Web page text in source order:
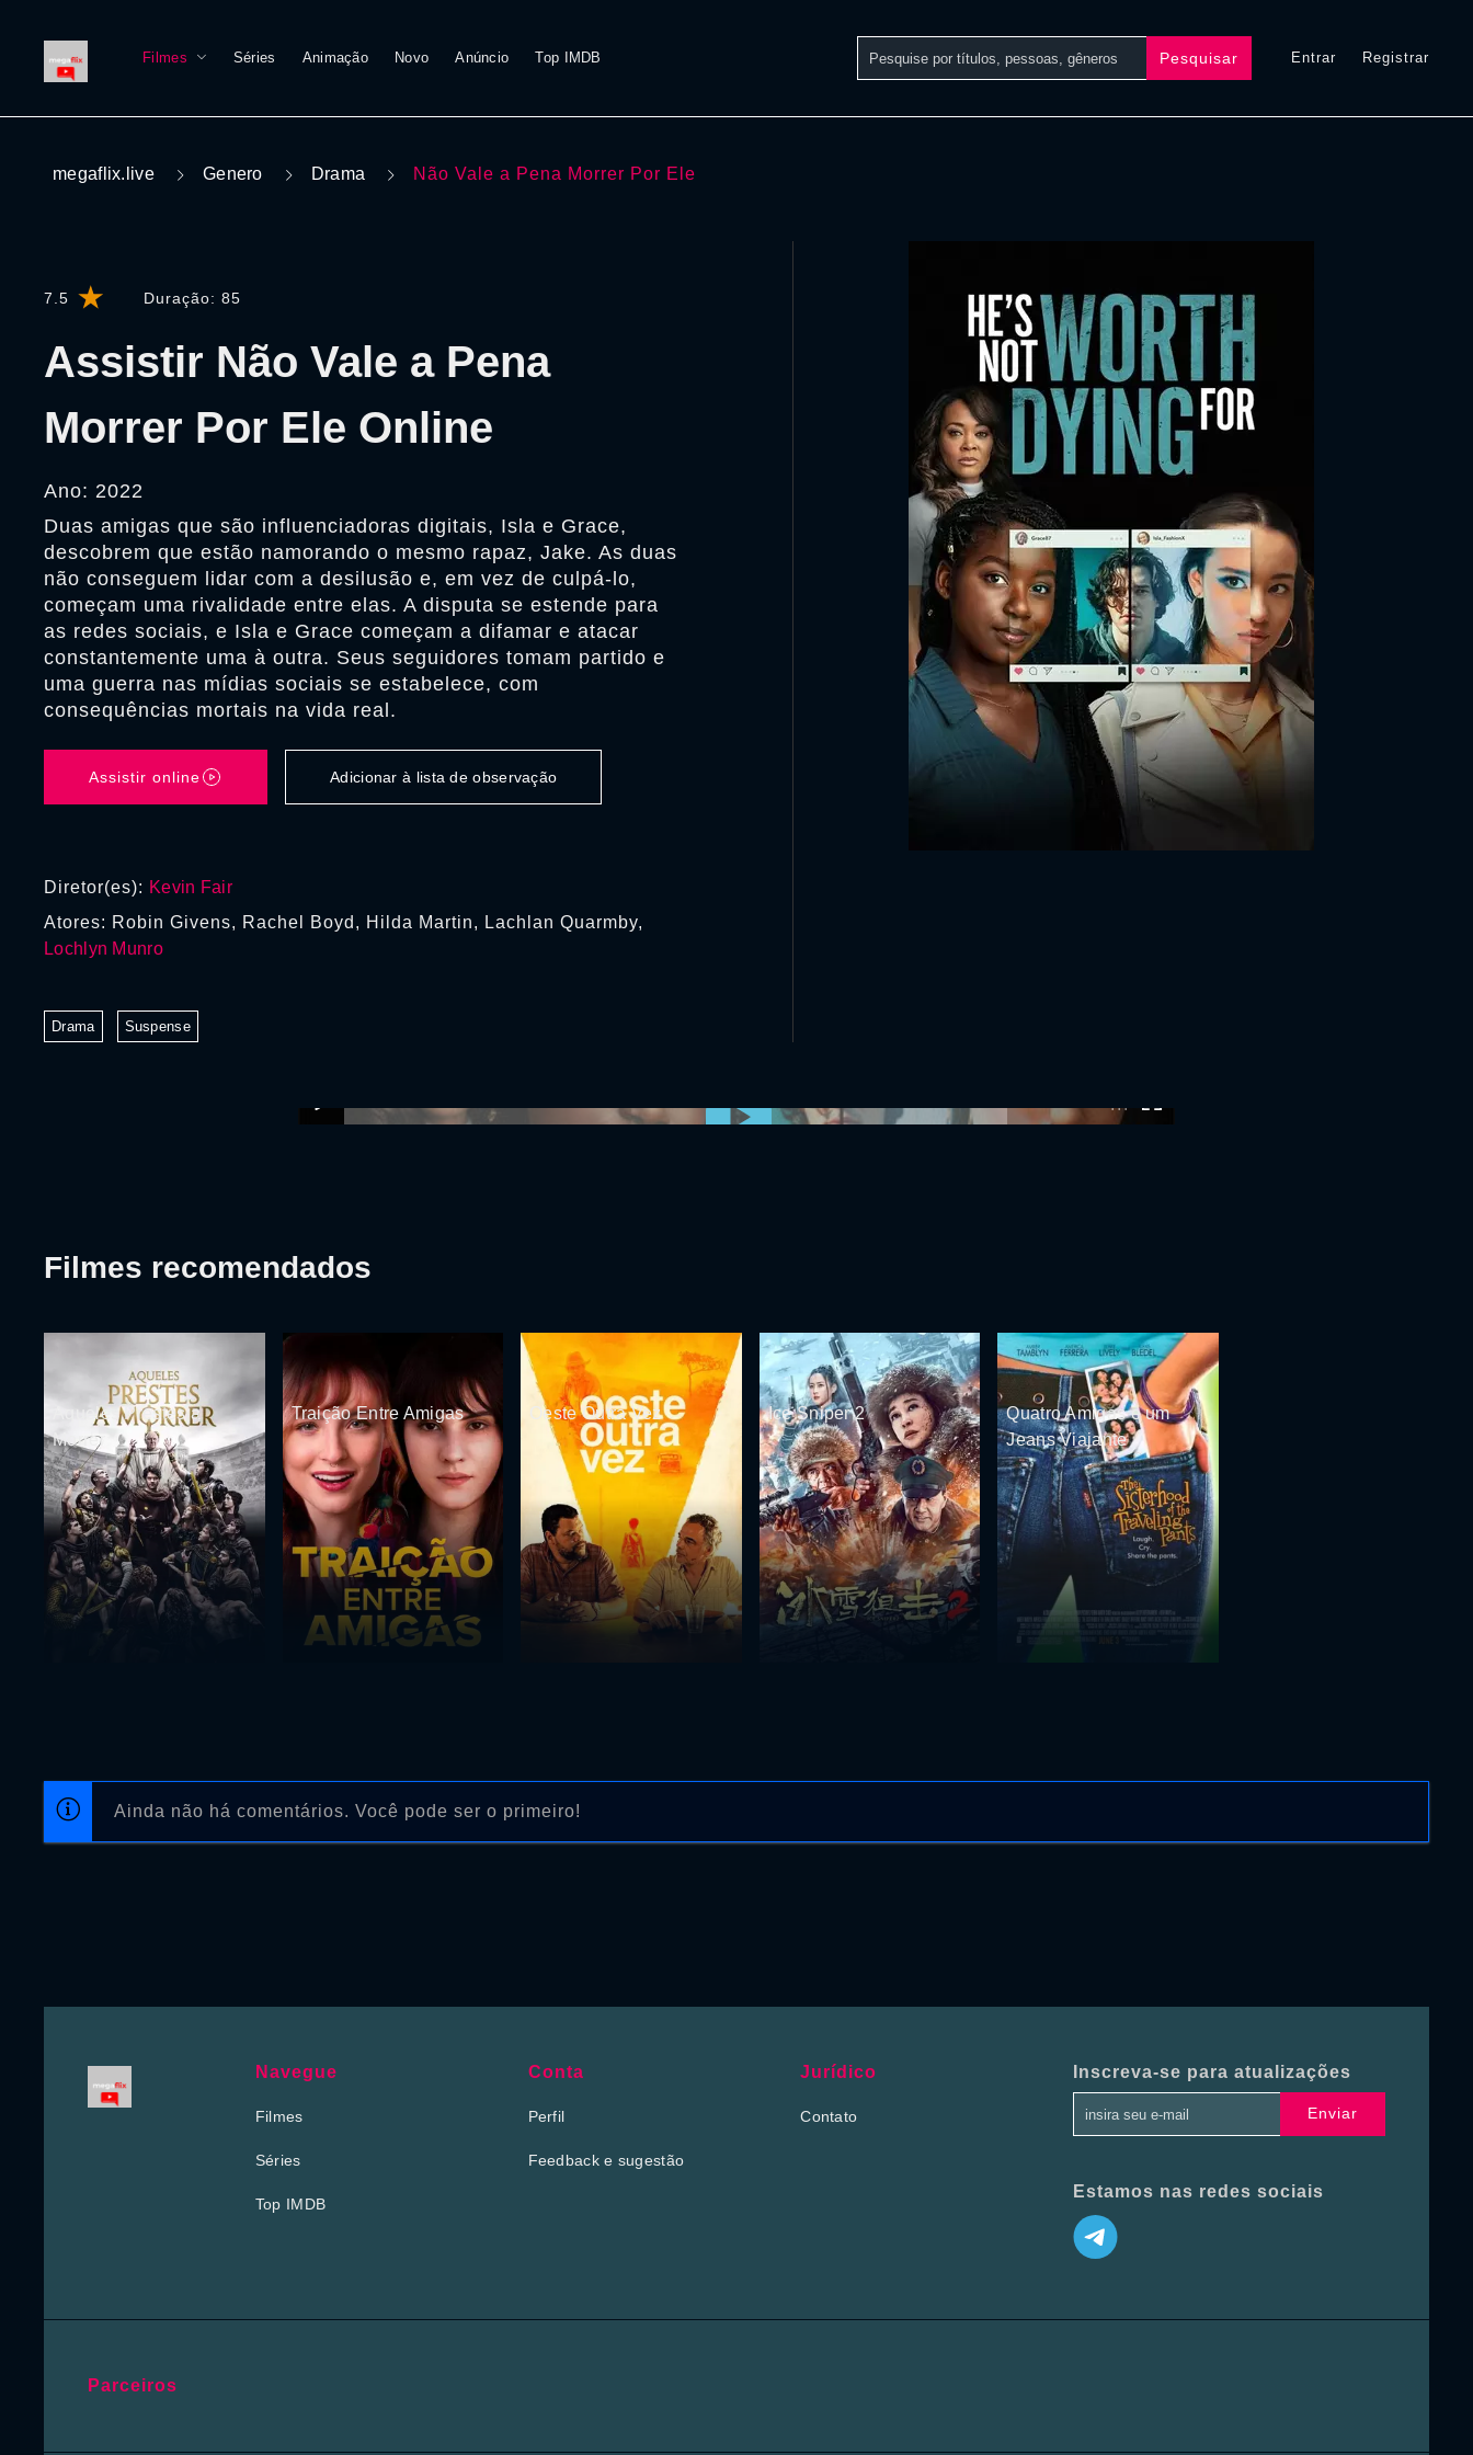
Filmes Séries Animação Novo Anúncio Top IMDB Pesquisar Entrar Registrar
megaflix.live Genero Drama Não Vale a Pena Morrer Por Ele
7.5 Duração: 85
Assistir Não Vale a Pena
Morrer Por Ele Online
Ano: 2022
Duas amigas que são influenciadoras digitais, Isla e Grace,
descobrem que estão namorando o mesmo rapaz, Jake. As duas
não conseguem lidar com a desilusão e, em vez de culpá-lo,
começam uma rivalidade entre elas. A disputa se estende para
as redes sociais, e Isla e Grace começam a difamar e atacar
constantemente uma à outra. Seus seguidores tomam partido e
uma guerra nas mídias sociais se estabelece, com
consequências mortais na vida real.
Assistir online Adicionar à lista de observação
Diretor(es): Kevin Fair
Atores: Robin Givens, Rachel Boyd, Hilda Martin, Lachlan Quarmby,
Lochlyn Munro
Drama Suspense
Ainda não há comentários. Você pode ser o primeiro!
Filmes recomendados
Aqueles Prestes a
Morrer
Traição Entre Amigas Oeste Outra Vez Ice Sniper 2
Quatro Amigas e um
Jeans Viajante
Navegue
Filmes
Séries
Top IMDB
Conta
Perfil
Feedback e sugestão
Jurídico
Contato
Inscreva-se para atualizações
Enviar
Estamos nas redes sociais
Parceiros